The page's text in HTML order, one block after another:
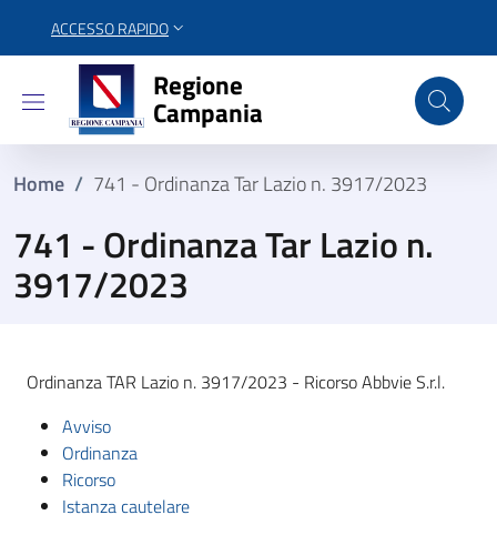
ACCESSO RAPIDO
Regione Campania
Regione
Campania
Home / 741 - Ordinanza Tar Lazio n. 3917/2023
741 - Ordinanza Tar Lazio n.
3917/2023
Ordinanza TAR Lazio n. 3917/2023 - Ricorso Abbvie S.r.l.
Avviso
Ordinanza
Ricorso
Istanza cautelare